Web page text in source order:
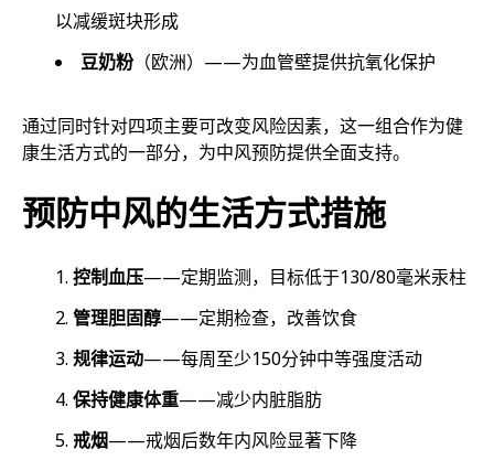
以减缓斑块形成
豆奶粉 （欧洲）——为血管壁提供抗氧化保护
通过同时针对四项主要可改变风险因素，这一组合作为健
康生活方式的一部分，为中风预防提供全面支持。
预防中风的生活方式措施
控制血压——定期监测，目标低于130/80毫米汞柱
管理胆固醇——定期检查，改善饮食
规律运动——每周至少150分钟中等强度活动
保持健康体重——减少内脏脂肪
戒烟——戒烟后数年内风险显著下降